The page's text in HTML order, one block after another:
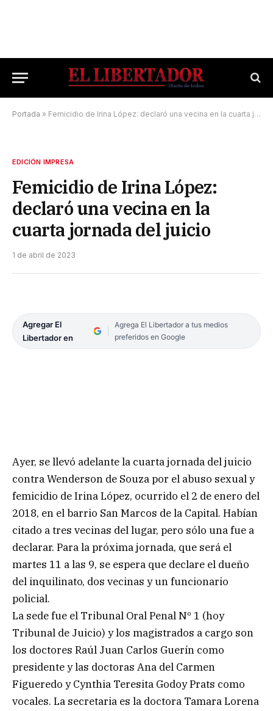
Portada » Femicidio de Irina López: declaró una vecina en la cuarta jornada del juicio
EDICIÓN IMPRESA
Femicidio de Irina López:
declaró una vecina en la
cuarta jornada del juicio
1 de abril de 2023
Agregar El
Libertador en
Agrega El Libertador a tus medios
preferidos en Google
Ayer, se llevó adelante la cuarta jornada del juicio
contra Wenderson de Souza por el abuso sexual y
femicidio de Irina López, ocurrido el 2 de enero del
2018, en el barrio San Marcos de la Capital. Habían
citado a tres vecinas del lugar, pero sólo una fue a
declarar. Para la próxima jornada, que será el
martes 11 a las 9, se espera que declare el dueño
del inquilinato, dos vecinas y un funcionario
policial.
La sede fue el Tribunal Oral Penal Nº 1 (hoy
Tribunal de Juicio) y los magistrados a cargo son
los doctores Raúl Juan Carlos Guerín como
presidente y las doctoras Ana del Carmen
Figueredo y Cynthia Teresita Godoy Prats como
vocales. La secretaria es la doctora Tamara Lorena